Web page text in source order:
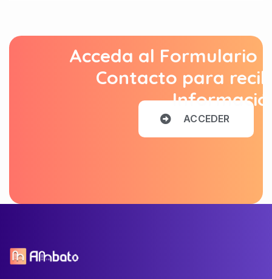
Acceda al Formulario
Contacto para
ACCEDER